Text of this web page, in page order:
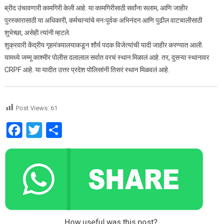
ब्रीद उंचावणारी कामगिरी केली आहे. या कामगिरीसाठी सर्वांना सलाम, आणि जाहीर
पुरस्कारासाठी या अधिकारी, कर्मचाऱ्यांचे मनःपूर्वक अभिनंदन आणि पुढील वाटचालीसाठी
शुभेच्छा, असेही त्यांनी म्हटले.
शुक्रवारी केंद्रीय गृहमंत्र्यालयाकडून शौर्य पदक विजेत्यांची यादी जाहीर करण्यात आली.
यामध्ये जम्मू काश्मीर पोलीस दलालाल सर्वात वरचं स्थान मिळालं आहे. तर, दुसऱ्या स्थानावर
CRPF आहे. या यादीत उत्तर प्रदेश पोलिसांनी तिसरं स्थान मिळवलं आहे.
Post Views: 61
Facebook
Twitter
Share
How useful was this post?